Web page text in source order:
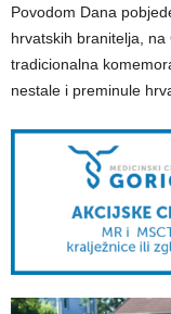
Povodom Dana
hrvatskih branitelja,
tradicionalna
nestale i preminule